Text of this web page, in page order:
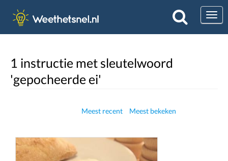
1 instructie met sleutelwoord
'gepocheerde ei'
Meest recent Meest bekeken